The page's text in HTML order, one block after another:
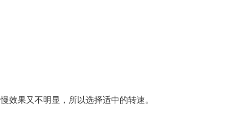
果又不明显，所以选择适中的转速。